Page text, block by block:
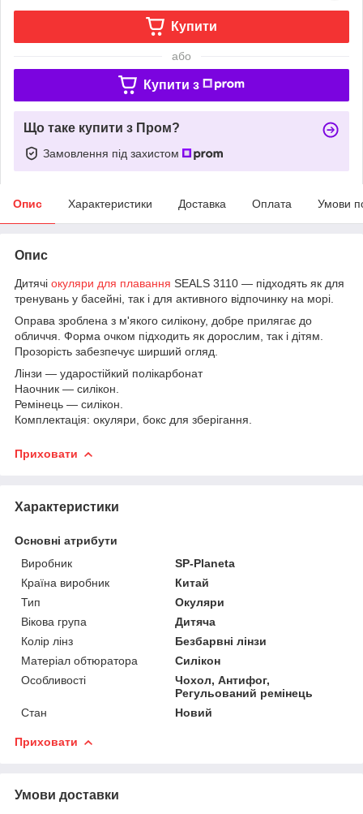
Купити
або
Купити з
Що таке купити з Пром?
Замовлення під захистом
Опис Характеристики Доставка Оплата Умови
Опис
Дитячі окуляри для плавання SEALS 3110 — підходять як для
тренувань у басейні, так і для активного відпочинку на морі.
Оправа зроблена з м'якого силікону, добре прилягає до
обличчя. Форма очком підходить як дорослим, так і дітям.
Прозорість забезпечує ширший огляд.
Лінзи — ударостійкий полікарбонат
Наочник — силікон.
Ремінець — силікон.
Комплектація: окуляри, бокс для зберігання.
Приховати
Характеристики
Основні атрибути
Виробник
SP-Planeta
Країна виробник
Китай
Тип
Окуляри
Вікова група
Дитяча
Колір лінз
Безбарвні лінзи
Матеріал обтюратора
Силікон
Особливості
Чохол, Антифог,
Регульований ремінець
Стан
Новий
Приховати
Умови доставки